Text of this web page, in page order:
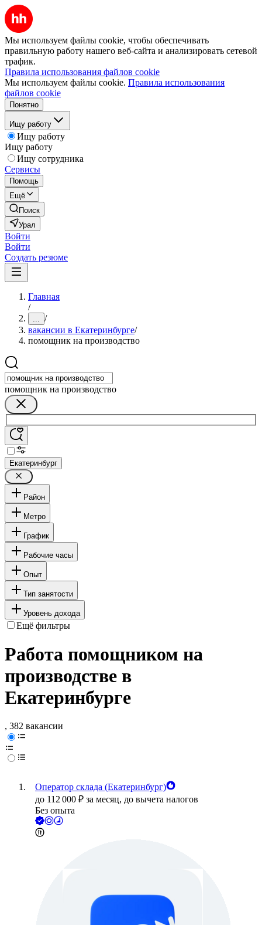
Мы используем файлы cookie, чтобы обеспечивать
правильную работу нашего веб-сайта и анализировать сетевой
трафик.
Правила использования файлов cookie
Мы используем файлы cookie. Правила использования
файлов cookie
Понятно
Ищу работу
Ищу работу
Ищу работу
Ищу сотрудника
Сервисы
Помощь
Ещё
Поиск
Урал
Войти
Войти
Создать резюме
Главная
/
... /
вакансии в Екатеринбурге/
помощник на производство
помощник на производство
Екатеринбург
Район
Метро
График
Рабочие часы
Опыт
Тип занятости
Уровень дохода
Ещё фильтры
Работа помощником на
производстве в
Екатеринбурге
, 382 вакансии
Оператор склада (Екатеринбург)
до 112 000 ₽ за месяц, до вычета налогов
Без опыта